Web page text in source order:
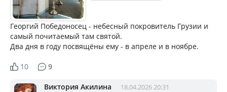
Георгий Победоносец - небесный покровитель Грузии и
самый почитаемый там святой.
Два дня в году посвящёны ему - в апреле и в ноябре.
10 9
Виктория Акилина 18.04.2026 20:31